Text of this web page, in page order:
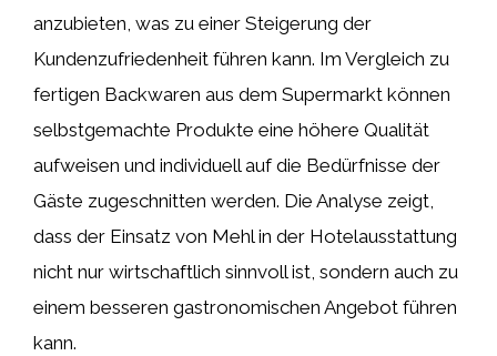
anzubieten, was zu einer Steigerung der
Kundenzufriedenheit führen kann. Im Vergleich zu
fertigen Backwaren aus dem Supermarkt können
selbstgemachte Produkte eine höhere Qualität
aufweisen und individuell auf die Bedürfnisse der
Gäste zugeschnitten werden. Die Analyse zeigt,
dass der Einsatz von Mehl in der Hotelausstattung
nicht nur wirtschaftlich sinnvoll ist, sondern auch zu
einem besseren gastronomischen Angebot führen
kann.